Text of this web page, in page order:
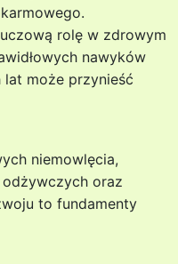
rolę w zdrowym
nawyków
lat może przynieść
niemowlęcia,
odżywczych oraz
to fundamenty